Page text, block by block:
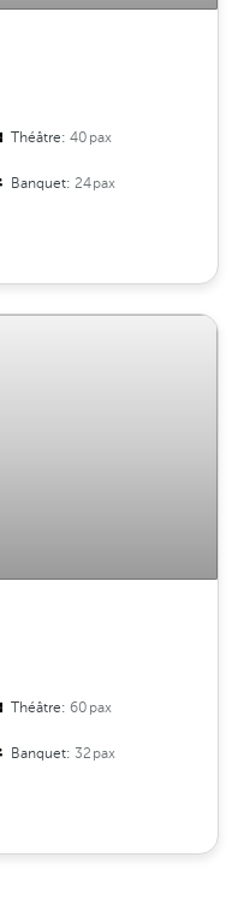
Théâtre:40pax
Banquet:24pax
Théâtre:60pax
Banquet:32pax